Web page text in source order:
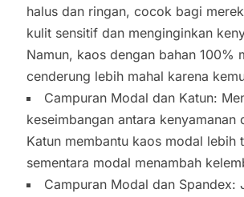
halus dan ringan, cocok bagi
kulit sensitif dan menginginkan
Namun, kaos dengan bahan 100%
cenderung lebih mahal karena
Campuran Modal dan Katun:
keseimbangan antara kenyamanan
Katun membantu kaos modal lebih
sementara modal menambah
Campuran Modal dan Spandex: